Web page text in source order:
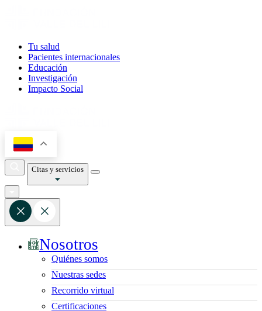
Tu salud
Pacientes internacionales
Educación
Investigación
Impacto Social
Citas y servicios
Nosotros
Quiénes somos
Nuestras sedes
Recorrido virtual
Certificaciones